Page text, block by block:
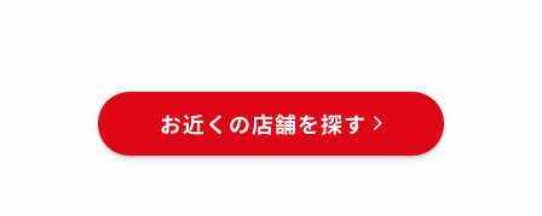
お近くの店舗を探す